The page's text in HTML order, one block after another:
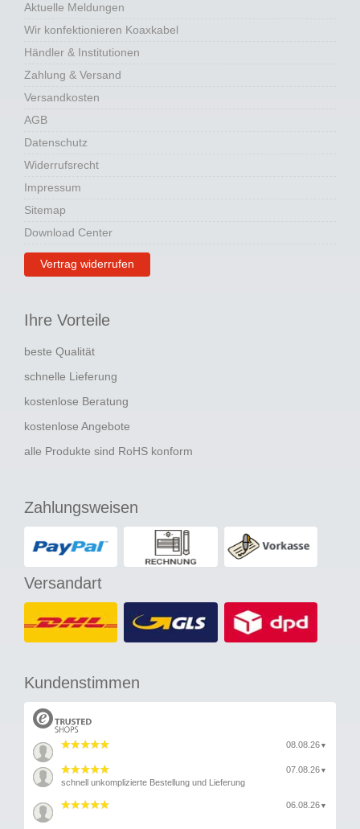
Aktuelle Meldungen
Wir konfektionieren Koaxkabel
Händler & Institutionen
Zahlung & Versand
Versandkosten
AGB
Datenschutz
Widerrufsrecht
Impressum
Sitemap
Download Center
Vertrag widerrufen
Ihre Vorteile
beste Qualität
schnelle Lieferung
kostenlose Beratung
kostenlose Angebote
alle Produkte sind RoHS konform
Zahlungsweisen
Versandart
Kundenstimmen
08.08.26 ▼
07.08.26 ▼
schnell unkomplizierte Bestellung und Lieferung
06.08.26 ▼